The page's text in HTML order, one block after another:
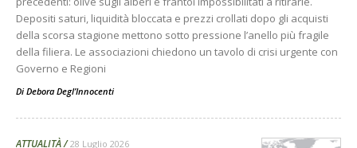
Depositi saturi, liquidità bloccata e prezzi crollati dopo gli acquisti
della scorsa stagione mettono sotto pressione l’anello più fragile
della filiera. Le associazioni chiedono un tavolo di crisi urgente con
Governo e Regioni
Di Debora Degl’Innocenti
ATTUALITÀ 28 Luglio 2026